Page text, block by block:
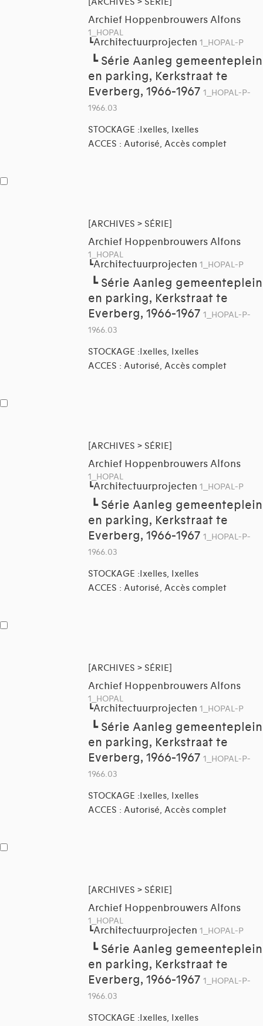
Archief Hoppenbrouwers Alfons
1_HOPAL
┗Architectuurprojecten 1_HOPAL-P
┗ Série Aanleg gemeenteplein
en parking, Kerkstraat te
Everberg, 1966-1967 1_HOPAL-P-
1966.03
STOCKAGE :Ixelles, Ixelles
ACCES : Autorisé, Accès complet
[ARCHIVES > SÉRIE]
Archief Hoppenbrouwers Alfons
1_HOPAL
┗Architectuurprojecten 1_HOPAL-P
┗ Série Aanleg gemeenteplein
en parking, Kerkstraat te
Everberg, 1966-1967 1_HOPAL-P-
1966.03
STOCKAGE :Ixelles, Ixelles
ACCES : Autorisé, Accès complet
[ARCHIVES > SÉRIE]
Archief Hoppenbrouwers Alfons
1_HOPAL
┗Architectuurprojecten 1_HOPAL-P
┗ Série Aanleg gemeenteplein
en parking, Kerkstraat te
Everberg, 1966-1967 1_HOPAL-P-
1966.03
STOCKAGE :Ixelles, Ixelles
ACCES : Autorisé, Accès complet
[ARCHIVES > SÉRIE]
Archief Hoppenbrouwers Alfons
1_HOPAL
┗Architectuurprojecten 1_HOPAL-P
┗ Série Aanleg gemeenteplein
en parking, Kerkstraat te
Everberg, 1966-1967 1_HOPAL-P-
1966.03
STOCKAGE :Ixelles, Ixelles
ACCES : Autorisé, Accès complet
[ARCHIVES > SÉRIE]
Archief Hoppenbrouwers Alfons
1_HOPAL
┗Architectuurprojecten 1_HOPAL-P
┗ Série Aanleg gemeenteplein
en parking, Kerkstraat te
Everberg, 1966-1967 1_HOPAL-P-
1966.03
STOCKAGE :Ixelles, Ixelles